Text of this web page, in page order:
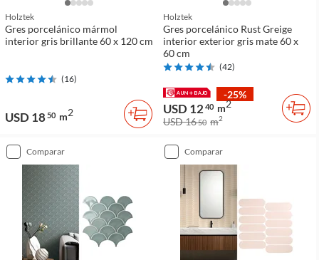
Holztek
Gres porcelánico mármol
interior gris brillante 60 x 120 cm
(16)
USD 1850 m2
Holztek
Gres porcelánico Rust Greige
interior exterior gris mate 60 x
60 cm
(42)
-25%
USD 1240 m2
USD 1650 m2
comparar comparar